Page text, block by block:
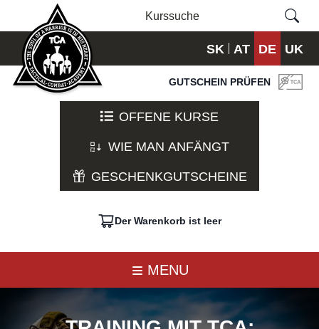
SK AT DE UK
GUTSCHEIN PRÜFEN
OFFENE KURSE
WIE MAN ANFÄNGT
GESCHENKGUTSCHEINE
Der Warenkorb ist leer
MENU